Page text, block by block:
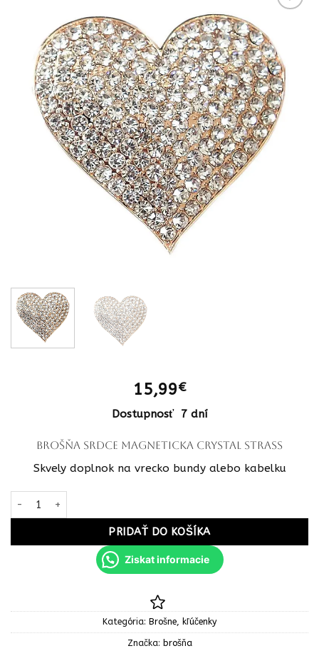
15,99€
Dostupnosť 7 dní
Brošňa Srdce magneticka crystal strass
Skvely doplnok na vrecko bundy alebo kabelku
množstvo Brošňa Srdce magneticka crystal strass
PRIDAŤ DO KOŠÍKA
Ziskat informacie
Kategória: Brošne, kľúčenky
Značka: brošňa